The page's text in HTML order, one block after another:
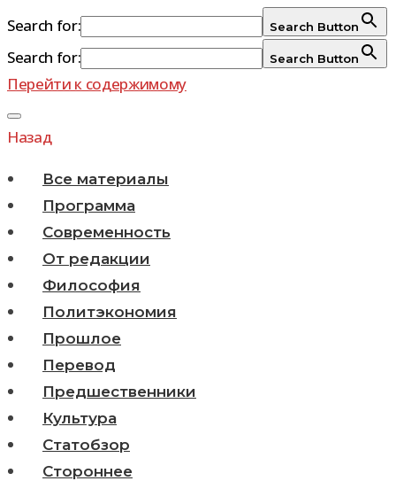
Search for: Search Button
Search for: Search Button
Перейти к содержимому
Назад
Все материалы
Программа
Современность
От редакции
Философия
Политэкономия
Прошлое
Перевод
Предшественники
Культура
Статобзор
Стороннее